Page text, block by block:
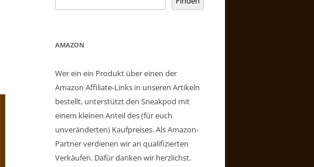
AMAZON
Wer ein ein Produkt über einen der
Amazon Affiliate-Links in unseren Artikeln
bestellt, unterstützt den Sneakpod mit
einem kleinen Anteil des (für euch
unveränderten) Kaufpreises. Als Amazon-
Partner verdienen wir an qualifizierten
Verkäufen. Dafür danken wir herzlichst.